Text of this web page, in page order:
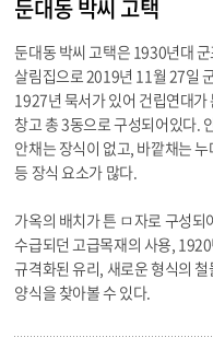
둔대동 박씨 고택
둔대동 박씨 고택은 1930년대
살림집으로 2019년 11월 27일
1927년 묵서가 있어 건립연대
창고 총 3동으로 구성되어있다.
안채는 장식이 없고, 바깥채는
등 장식 요소가 많다.
가옥의 배치가 튼 ㅁ자로 구성
수급되던 고급목재의 사용,
규격화된 유리, 새로운 형식의
양식을 찾아볼 수 있다.